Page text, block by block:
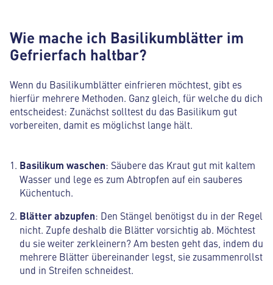
Wie mache ich Basilikumblätter im
Gefrierfach haltbar?
Wenn du Basilikumblätter einfrieren möchtest, gibt es
hierfür mehrere Methoden. Ganz gleich, für welche du dich
entscheidest: Zunächst solltest du das Basilikum gut
vorbereiten, damit es möglichst lange hält.
Basilikum waschen: Säubere das Kraut gut mit kaltem
Wasser und lege es zum Abtropfen auf ein sauberes
Küchentuch.
Blätter abzupfen: Den Stängel benötigst du in der Regel
nicht. Zupfe deshalb die Blätter vorsichtig ab. Möchtest
du sie weiter zerkleinern? Am besten geht das, indem du
mehrere Blätter übereinander legst, sie zusammenrollst
und in Streifen schneidest.